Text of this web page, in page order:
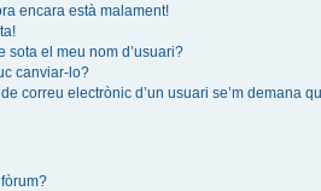
encara està malament!
sota el meu nom d’usuari?
canviar-lo?
correu electrònic d’un usuari se’m demana